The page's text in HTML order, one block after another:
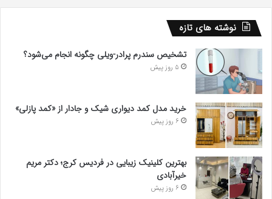
نوشته های تازه
تشخیص سندرم پرادر-ویلی چگونه انجام می‌شود؟
5 روز پیش
خرید مدل کمد دیواری شیک و جادار از «کمد پازلی»
6 روز پیش
بهترین کلینیک زیبایی در فردیس کرج؛ دکتر مریم
خیرآبادی
6 روز پیش